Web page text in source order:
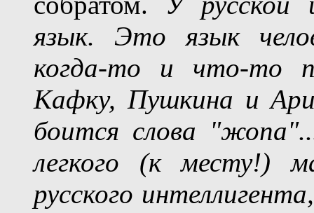
язык. Это язык
когда-то и что-то
Кафку, Пушкина и
боится слова
легкого (к месту!)
русского